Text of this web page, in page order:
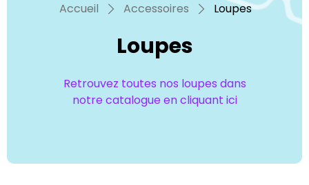
Accueil Accessoires Loupes
Loupes
Retrouvez toutes nos loupes dans
notre catalogue en cliquant ici